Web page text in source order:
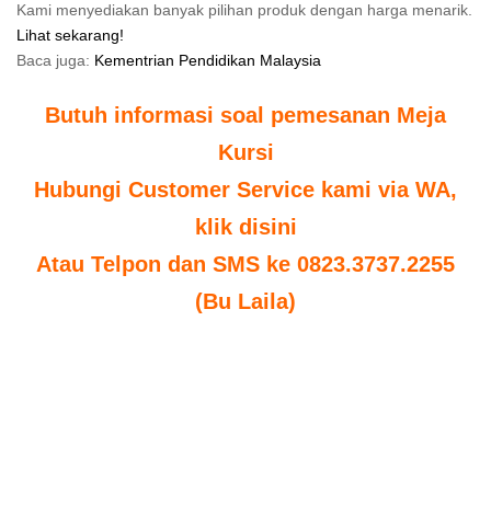
Kami menyediakan banyak pilihan produk dengan harga menarik.
Lihat sekarang!
Baca juga: Kementrian Pendidikan Malaysia
Butuh informasi soal pemesanan Meja
Kursi
Hubungi Customer Service kami via WA,
klik disini
Atau Telpon dan SMS ke 0823.3737.2255
(Bu Laila)